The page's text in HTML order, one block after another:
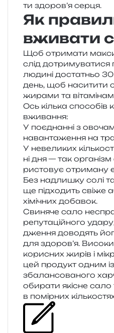
ти здо­ро­в’я серця.
Як
вживати
Щоб отри­ма­ти
слід дотри­му­ва­ти­ся
люди­ні доста­тньо
день, щоб наси­ти­ти
жира­ми та
Ось кіль­ка спосо­бів
вживання:
У поєд­нан­ні з
наван­та­же­н­ня на
У неве­ли­ких
ні дня — так
ри­сто­вує отри­ма­ну
Без надли­шку солі
ще під­хо­дить свіже
хімі­чних добавок.
Свиняче сало
репу­та­цій­но­го
дже­н­ня дово­дять
для здоров’я.
кори­сних жирів і
цей про­дукт одним
зба­лан­со­ва­но­го
оби­ра­ти які­сне
в помір­них